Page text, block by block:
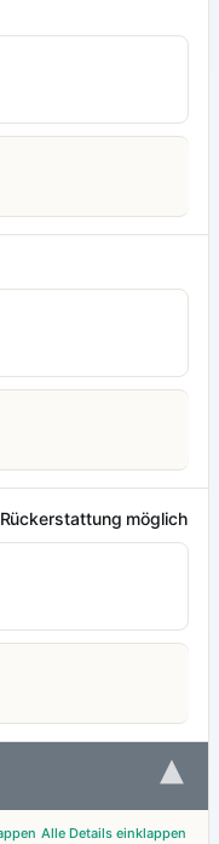
möglich
▾
Alle Details einklappen